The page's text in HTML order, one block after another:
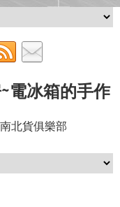
電冰箱的手作
北貨俱樂部